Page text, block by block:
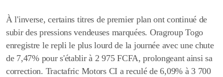
À l'inverse, certains titres de premier plan ont continué de
subir des pressions vendeuses marquées. Oragroup Togo
enregistre le repli le plus lourd de la journée avec une chute
de 7,47%pour s'établir à 2 975 FCFA, prolongeant ainsi sa
correction. Tractafric Motors CI a reculé de 6,09% à 3 700